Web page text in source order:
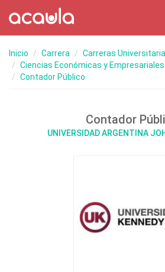
Inicio Carrera
Carreras
Ciencias Económicas y Empresariales
Contador Público
Contador
UNIVERSIDAD ARGENTINA